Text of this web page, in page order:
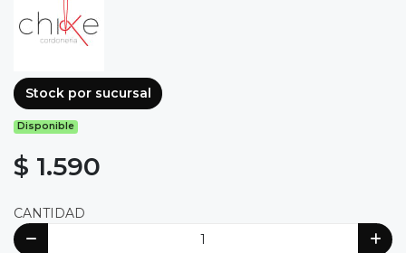
Stock por sucursal
Disponible
$ 1.590
CANTIDAD